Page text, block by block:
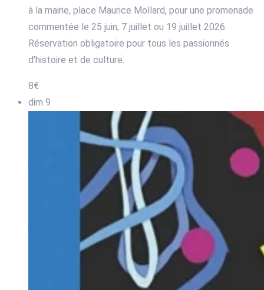
à la mairie, place Maurice Mollard, pour une promenade
commentée le 25 juin, 7 juillet ou 19 juillet 2026.
Réservation obligatoire pour tous les passionnés
d'histoire et de culture.
8€
dim 9